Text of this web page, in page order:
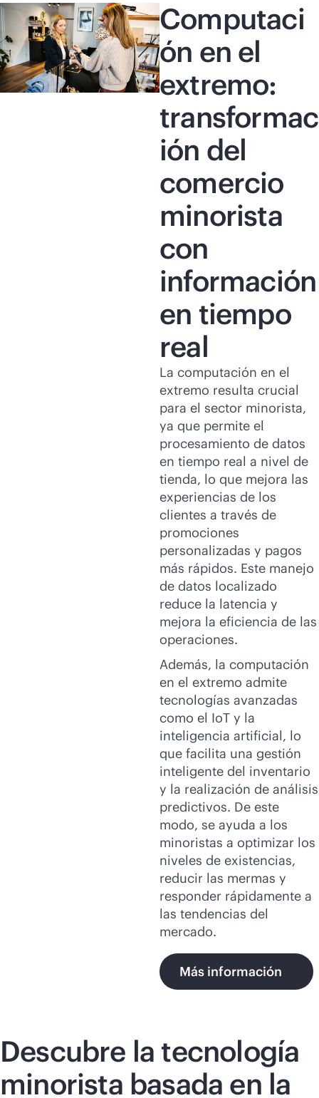
Computaci
ón en el
extremo:
transformac
ión del
comercio
minorista
con
información
en tiempo
real
La computación en el
extremo resulta crucial
para el sector minorista,
ya que permite el
procesamiento de datos
en tiempo real a nivel de
tienda, lo que mejora las
experiencias de los
clientes a través de
promociones
personalizadas y pagos
más rápidos. Este manejo
de datos localizado
reduce la latencia y
mejora la eficiencia de las
operaciones.
Además, la computación
en el extremo admite
tecnologías avanzadas
como el IoT y la
inteligencia artificial, lo
que facilita una gestión
inteligente del inventario
y la realización de análisis
predictivos. De este
modo, se ayuda a los
minoristas a optimizar los
niveles de existencias,
reducir las mermas y
responder rápidamente a
las tendencias del
mercado.
Más información
Descubre la tecnología
minorista basada en la